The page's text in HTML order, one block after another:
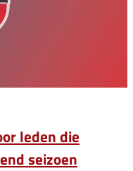
leden die
seizoen